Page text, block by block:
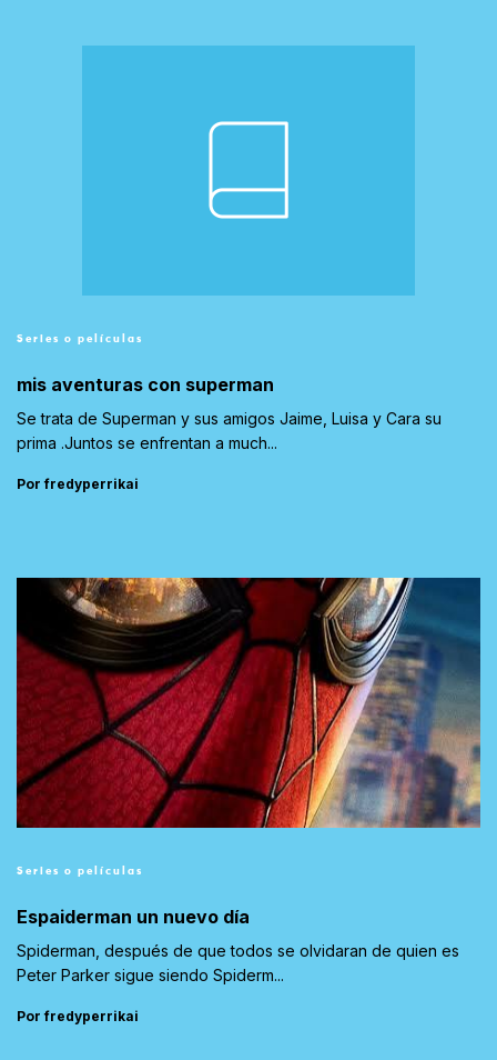
Series o películas
mis aventuras con superman
Se trata de Superman y sus amigos Jaime, Luisa y Cara su
prima .Juntos se enfrentan a much...
Por fredyperrikai
Series o películas
Espaiderman un nuevo día
Spiderman, después de que todos se olvidaran de quien es
Peter Parker sigue siendo Spiderm...
Por fredyperrikai